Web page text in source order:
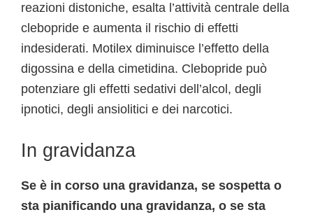
reazioni distoniche, esalta l’attività centrale della
clebopride e aumenta il rischio di effetti
indesiderati. Motilex diminuisce l’effetto della
digossina e della cimetidina. Clebopride può
potenziare gli effetti sedativi dell’alcol, degli
ipnotici, degli ansiolitici e dei narcotici.
In gravidanza
Se è in corso una gravidanza, se sospetta o
sta pianificando una gravidanza, o se sta